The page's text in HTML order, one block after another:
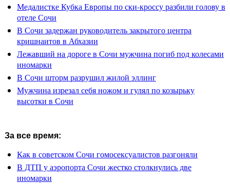
Медалистке Кубка Европы по ски-кроссу разбили голову в
отеле Сочи
В Сочи задержан руководитель закрытого центра
кришнаитов в Абхазии
Лежавший на дороге в Сочи мужчина погиб под колесами
иномарки
В Сочи шторм разрушил жилой эллинг
Мужчина изрезал себя ножом и гулял по козырьку
высотки в Сочи
За все время:
Как в советском Сочи гомосексуалистов разгоняли
В ДТП у аэропорта Сочи жестко столкнулись две
иномарки